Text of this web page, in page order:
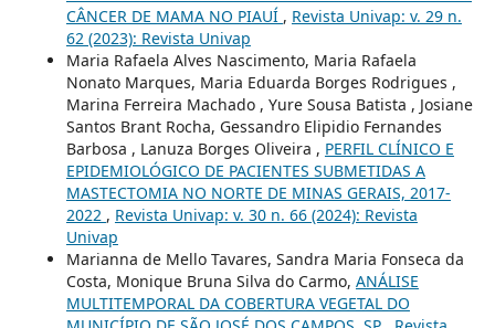
CÂNCER DE MAMA NO PIAUÍ , Revista Univap: v. 29 n.
62 (2023): Revista Univap
Maria Rafaela Alves Nascimento, Maria Rafaela
Nonato Marques, Maria Eduarda Borges Rodrigues ,
Marina Ferreira Machado , Yure Sousa Batista , Josiane
Santos Brant Rocha, Gessandro Elipidio Fernandes
Barbosa , Lanuza Borges Oliveira , PERFIL CLÍNICO E
EPIDEMIOLÓGICO DE PACIENTES SUBMETIDAS A
MASTECTOMIA NO NORTE DE MINAS GERAIS, 2017-
2022 , Revista Univap: v. 30 n. 66 (2024): Revista
Univap
Marianna de Mello Tavares, Sandra Maria Fonseca da
Costa, Monique Bruna Silva do Carmo, ANÁLISE
MULTITEMPORAL DA COBERTURA VEGETAL DO